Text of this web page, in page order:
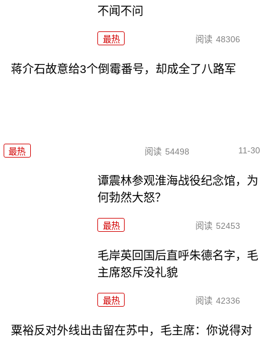
不闻不问
最热 阅读 48306
蒋介石故意给3个倒霉番号，却成全了八路军
最热 阅读 54498 11-30
谭震林参观淮海战役纪念馆，为
何勃然大怒？
最热 阅读 52453
毛岸英回国后直呼朱德名字，毛
主席怒斥没礼貌
最热 阅读 42336
粟裕反对外线出击留在苏中，毛主席：你说得对